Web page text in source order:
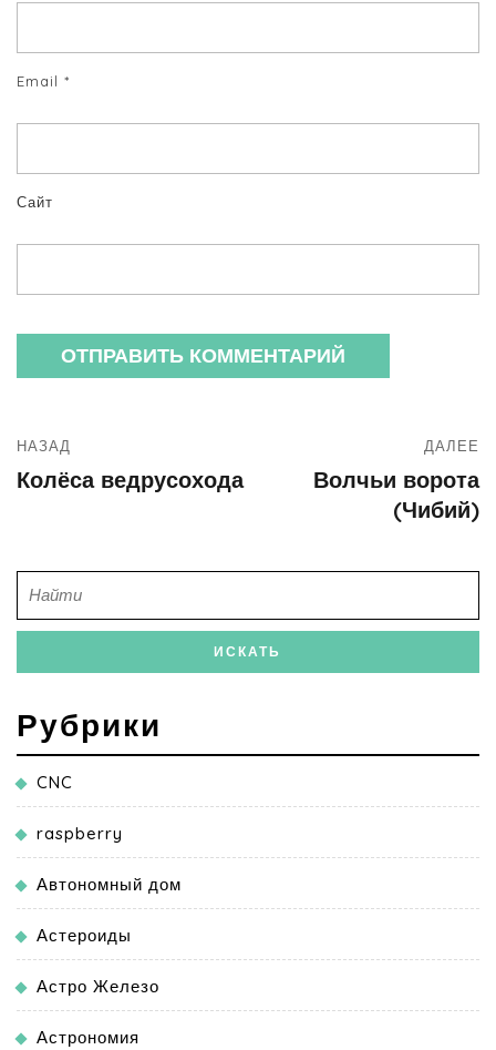
Email *
Сайт
НАЗАД
Колёса ведрусохода
ДАЛЕЕ
Волчьи ворота
(Чибий)
Рубрики
CNC
raspberry
Автономный дом
Астероиды
Астро Железо
Астрономия